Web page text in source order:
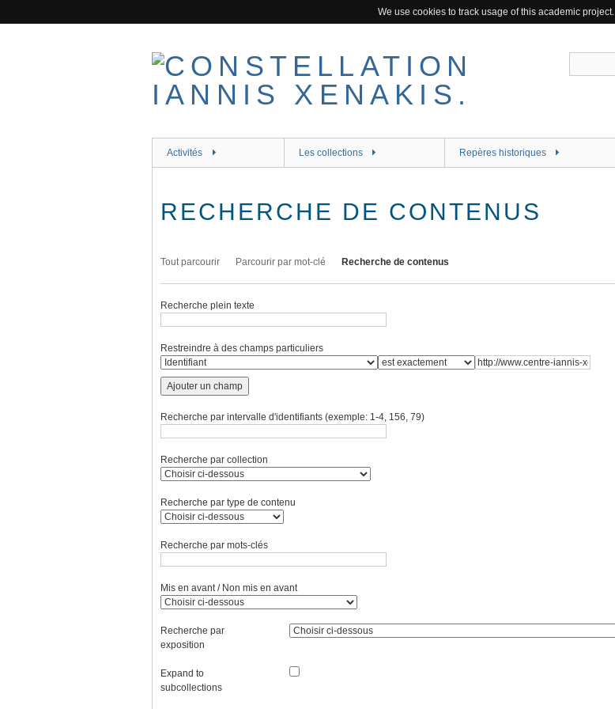
We use cookies to track usage of this academic project.
Activités Les collections Repères historiques
RECHERCHE DE CONTENUS
Tout parcourir Parcourir par mot-clé Recherche de contenus
Recherche plein texte
Restreindre à des champs particuliers
Ajouter un champ
Recherche par intervalle d'identifiants (exemple: 1-4, 156, 79)
Recherche par collection
Recherche par type de contenu
Recherche par mots-clés
Mis en avant / Non mis en avant
Recherche par
exposition
Expand to
subcollections